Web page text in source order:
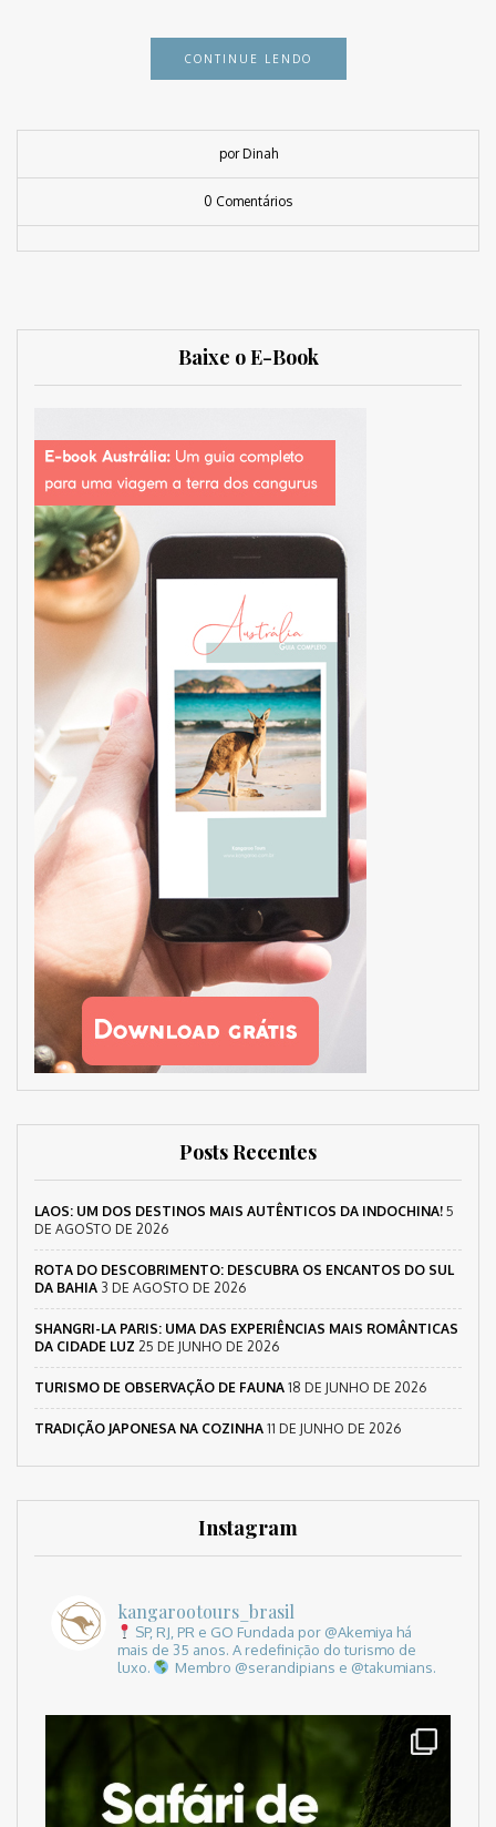
CONTINUE LENDO
por Dinah
0 Comentários
Baixe o E-Book
Posts Recentes
LAOS: UM DOS DESTINOS MAIS AUTÊNTICOS DA INDOCHINA! 5
DE AGOSTO DE 2026
ROTA DO DESCOBRIMENTO: DESCUBRA OS ENCANTOS DO SUL
DA BAHIA 3 DE AGOSTO DE 2026
SHANGRI-LA PARIS: UMA DAS EXPERIÊNCIAS MAIS ROMÂNTICAS
DA CIDADE LUZ 25 DE JUNHO DE 2026
TURISMO DE OBSERVAÇÃO DE FAUNA 18 DE JUNHO DE 2026
TRADIÇÃO JAPONESA NA COZINHA 11 DE JUNHO DE 2026
Instagram
kangarootours_brasil
SP, RJ, PR e GO Fundada por @Akemiya há
mais de 35 anos. A redefinição do turismo de
luxo.
Membro @serandipians e @takumians.